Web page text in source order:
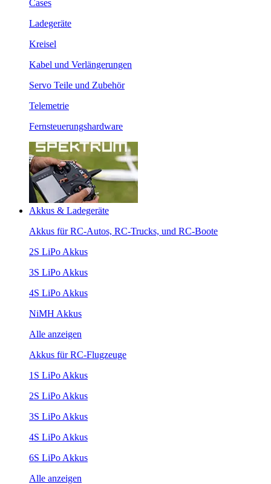
Cases
Ladegeräte
Kreisel
Kabel und Verlängerungen
Servo Teile und Zubehör
Telemetrie
Fernsteuerungshardware
Akkus & Ladegeräte
Akkus für RC-Autos, RC-Trucks, und RC-Boote
2S LiPo Akkus
3S LiPo Akkus
4S LiPo Akkus
NiMH Akkus
Alle anzeigen
Akkus für RC-Flugzeuge
1S LiPo Akkus
2S LiPo Akkus
3S LiPo Akkus
4S LiPo Akkus
6S LiPo Akkus
Alle anzeigen